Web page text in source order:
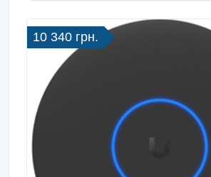
10 340 грн.